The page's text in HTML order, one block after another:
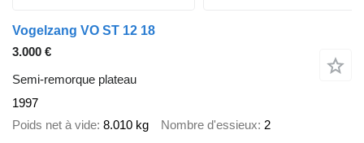
Vogelzang VO ST 12 18
3.000 €
Semi-remorque plateau
1997
Poids net à vide 8.010 kg Nombre d'essieux 2